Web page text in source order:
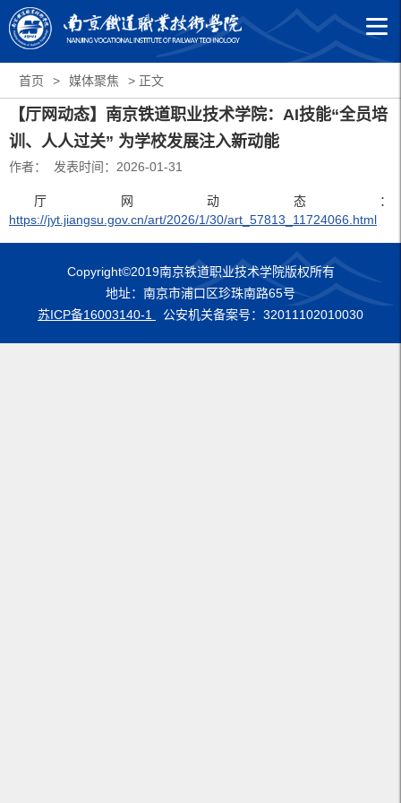
首页 > 媒体聚焦 > 正文
【厅网动态】南京铁道职业技术学院：AI技能“全员培
训、人人过关” 为学校发展注入新动能
作者： 发表时间：2026-01-31
厅网动态：
https://jyt.jiangsu.gov.cn/art/2026/1/30/art_57813_11724066.html
Copyright©2019南京铁道职业技术学院版权所有
地址：南京市浦口区珍珠南路65号
苏ICP备16003140-1
公安机关备案号：32011102010030